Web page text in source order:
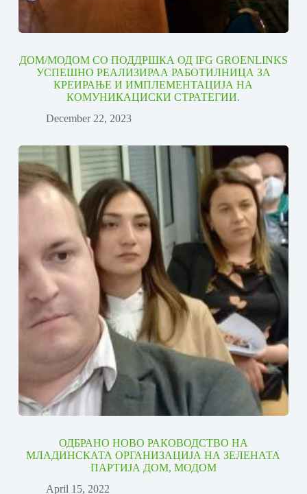
ДОМ/МОДОМ СО ПОДДРШКА ОД IFG GROENLINKS
УСПЕШНО РЕАЛИЗИРАА РАБОТИЛНИЦА ЗА
КРЕИРАЊЕ И ИМПЛЕМЕНТАЦИЈА НА
КОМУНИКАЦИСКИ СТРАТЕГИИ.
December 22, 2023
ОДБРАНО НОВО РАКОВОДСТВО НА
МЛАДИНСКАТА ОРГАНИЗАЦИЈА НА ЗЕЛЕНАТА
ПАРТИЈА ДОМ, МОДОМ
April 15, 2022